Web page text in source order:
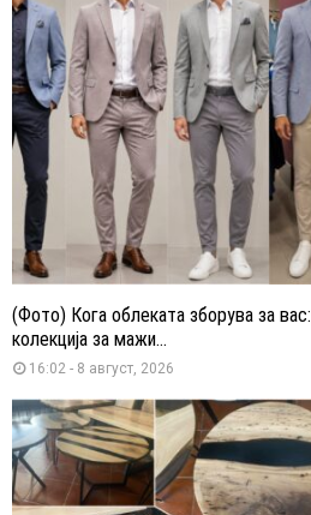
(Фото) Кога облеката зборува за
колекција за мажи...
16:02 - 8 август, 2026